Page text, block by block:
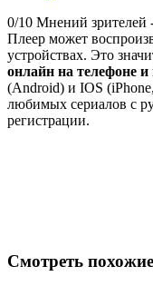
0/10 Мнений зрителей
Плеер может
устройствах. Это
онлайн на телефоне
(Android) и IOS
любимых сериалов с
регистрации.
Смотреть